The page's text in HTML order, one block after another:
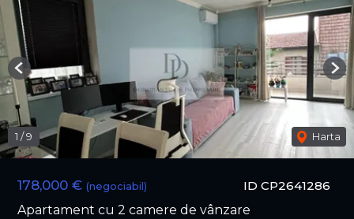
ID CP2641286
178,000 € (negociabil)
Apartament cu 2 camere de vânzare
1 /9 Harta
Previous